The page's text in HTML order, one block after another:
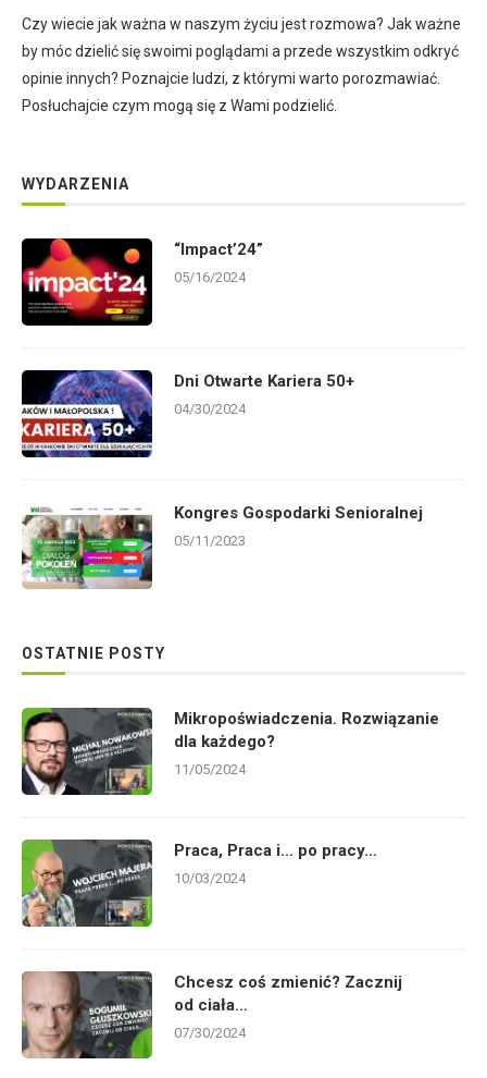
Czy wiecie jak ważna w naszym życiu jest rozmowa? Jak ważne
by móc dzielić się swoimi poglądami a przede wszystkim odkryć
opinie innych? Poznajcie ludzi, z którymi warto porozmawiać.
Posłuchajcie czym mogą się z Wami podzielić.
WYDARZENIA
“Impact’24”
05/16/2024
Dni Otwarte Kariera 50+
04/30/2024
Kongres Gospodarki Senioralnej
05/11/2023
OSTATNIE POSTY
Mikropoświadczenia. Rozwiązanie
dla każdego?
11/05/2024
Praca, Praca i… po pracy…
10/03/2024
Chcesz coś zmienić? Zacznij
od ciała…
07/30/2024